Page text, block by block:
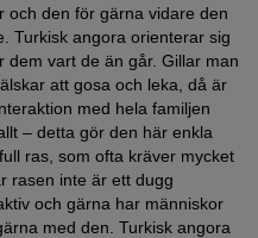
och den för gärna vidare den
Turkisk angora orienterar sig
dem vart de än går. Gillar man
att gosa och leka, då är
med hela familjen
– detta gör den här enkla
ras, som ofta kräver mycket
rasen inte är ett dugg
och gärna har människor
med den. Turkisk angora